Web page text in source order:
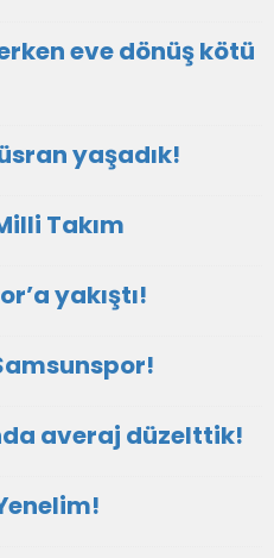
eve dönüş kötü
yaşadık!
Takım
yakıştı!
averaj düzelttik!